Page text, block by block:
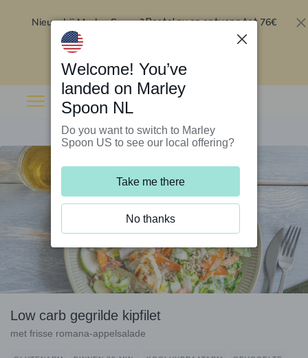
Nieuw bij Marley Spoon?Bestel nu en ontvang tot 76€
Low carb gegrilde kipfilet
met frisse romana-appelsalade
Welcome! You’ve
landed on Marley
Spoon NL
Do you want to switch to Marley
Spoon US to see our local offering?
Take me there
No thanks